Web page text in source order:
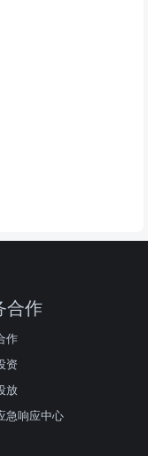
合作
作
资
放
急响应中心